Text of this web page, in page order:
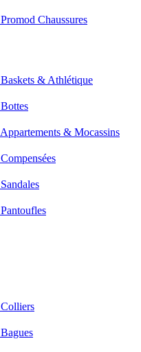
Promod Chaussures
Baskets & Athlétique
Bottes
Appartements & Mocassins
Compensées
Sandales
Pantoufles
Colliers
Bagues